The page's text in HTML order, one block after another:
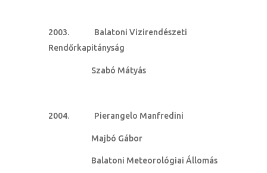
Balatoni Vizirendészeti
Rendőrkapitányság
Szabó Mátyás
Pierangelo Manfredini
Majbó Gábor
Balatoni Meteorológiai Állomás